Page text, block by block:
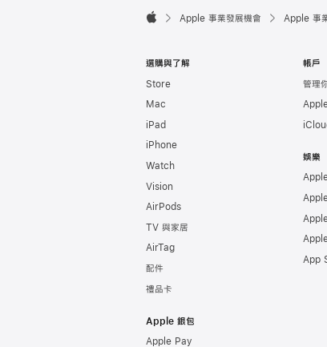

Apple 事業發展機會 Apple 事
選購與了解
Store
Mac
iPad
iPhone
Watch
Vision
AirPods
TV 與家居
AirTag
配件
禮品卡
Apple 銀包
Apple Pay
帳戶
管理
娛樂
App